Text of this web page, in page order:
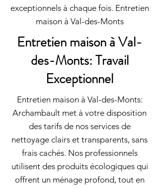
exceptionnels à chaque fois. Entretien
maison à Val-des-Monts
Entretien maison à Val-
des-Monts: Travail
Exceptionnel
Entretien maison à Val-des-Monts:
Archambault met à votre disposition
des tarifs de nos services de
nettoyage clairs et transparents, sans
frais cachés. Nos professionnels
utilisent des produits écologiques qui
offrent un ménage profond, tout en